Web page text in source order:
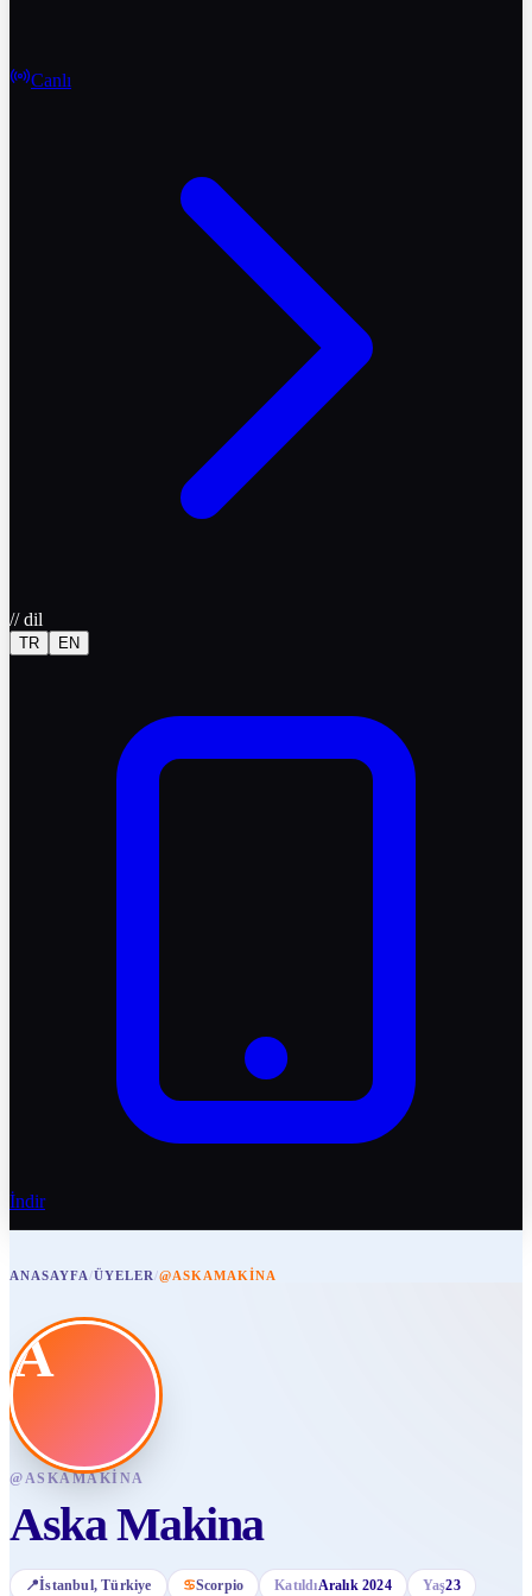
Canlı
//dil
TR EN
İndir
ANASAYFA/ÜYELER/@ASKAMAKINA
A
@ASKAMAKINA
Aska Makina
📍İstanbul, Türkiye ♋Scorpio KatıldıAralık 2024 Yaş23